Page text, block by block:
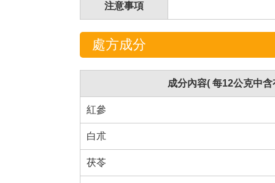
注意事項
處方成分
成分內容( 每12公克中含
紅參
白朮
茯苓